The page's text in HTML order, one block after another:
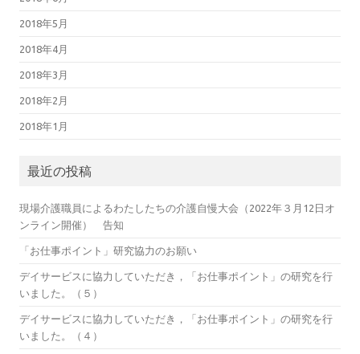
2018年5月
2018年4月
2018年3月
2018年2月
2018年1月
最近の投稿
現場介護職員によるわたしたちの介護自慢大会（2022年３月12日オ
ンライン開催） 告知
「お仕事ポイント」研究協力のお願い
デイサービスに協力していただき，「お仕事ポイント」の研究を行
いました。（５）
デイサービスに協力していただき，「お仕事ポイント」の研究を行
いました。（４）